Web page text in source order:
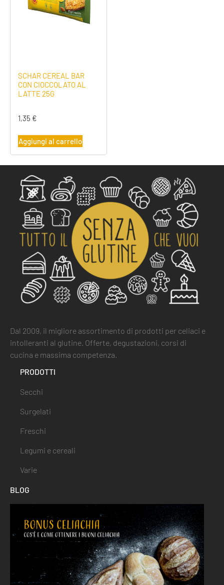
SCHAR CEREAL BAR
CON CIOCCOLATO AL
LATTE 25G
1,35 €
Aggiungi al carrello
Dal 2009, il migliore assortimento di prodotti per celiaci e
intolleranti al glutine. Offerte, degustazioni, corsi di
cucina e massima competenza.
PRODOTTI
Secchi
Surgelati
Freschi
Legumi e cereali
Varie
BLOG